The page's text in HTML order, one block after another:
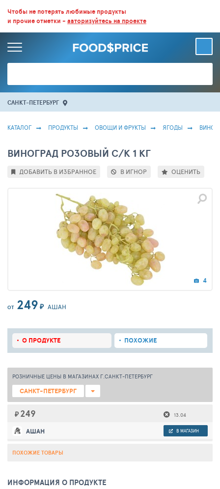
ВСЕ СКИДКИ И ВЫГОДНЫЕ ЦЕНЫ НА ПРОДУКТЫ В МАГАЗИНАХ.
БОЛЬШЕ 100 000 ТОВАРОВ. ЕЖЕДНЕВНОЕ ОБНОВЛЕНИЕ ЦЕН.
Чтобы не потерять любимые продукты
и прочие отметки - авторизуйтесь на проекте
САНКТ-ПЕТЕРБУРГ
КАТАЛОГ ПРОДУКТЫ ОВОЩИ И ФРУКТЫ ЯГОДЫ
ВИНОГРАД РОЗОВЫЙ С/К 1 КГ
4
ОТ 249 ₽ АШАН
ДОБАВИТЬ В ИЗБРАННОЕ В ИГНОР ОЦЕНИТЬ
О ПРОДУКТЕ ПОХОЖИЕ
РОЗНИЧНЫЕ ЦЕНЫ В МАГАЗИНАХ Г.САНКТ-ПЕТЕРБУРГ
САНКТ-ПЕТЕРБУРГ
₽ 249 13.04
АШАН В МАГАЗИН
ПОХОЖИЕ ТОВАРЫ
ИНФОРМАЦИЯ О ПРОДУКТЕ